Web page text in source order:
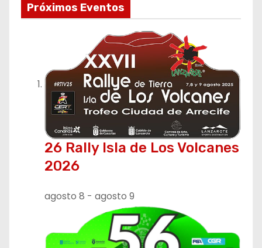
Próximos Eventos
26 Rally Isla de Los Volcanes
2026
agosto 8 - agosto 9